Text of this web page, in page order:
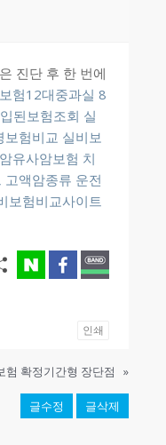
진단 후 한 번에
험12대중과실 8
된보험조회 실
보험비교 실비보
유사암보험 치
고액암종류 운전
보험비교사이트
인쇄
험 확정기간형 장단점 »
글수정 글삭제